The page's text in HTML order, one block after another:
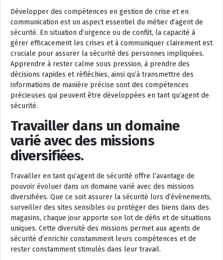
Développer des compétences en gestion de crise et en
communication est un aspect essentiel du métier d’agent de
sécurité. En situation d’urgence ou de conflit, la capacité à
gérer efficacement les crises et à communiquer clairement est
cruciale pour assurer la sécurité des personnes impliquées.
Apprendre à rester calme sous pression, à prendre des
décisions rapides et réfléchies, ainsi qu’à transmettre des
informations de manière précise sont des compétences
précieuses qui peuvent être développées en tant qu’agent de
sécurité.
Travailler dans un domaine
varié avec des missions
diversifiées.
Travailler en tant qu’agent de sécurité offre l’avantage de
pouvoir évoluer dans un domaine varié avec des missions
diversifiées. Que ce soit assurer la sécurité lors d’événements,
surveiller des sites sensibles ou protéger des biens dans des
magasins, chaque jour apporte son lot de défis et de situations
uniques. Cette diversité des missions permet aux agents de
sécurité d’enrichir constamment leurs compétences et de
rester constamment stimulés dans leur travail.